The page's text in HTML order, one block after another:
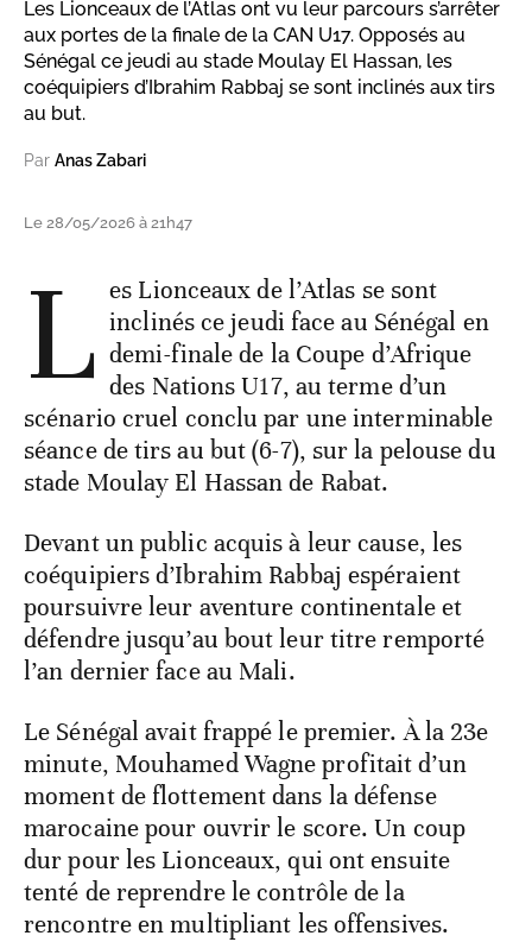
Les Lionceaux de l’Atlas ont vu leur parcours s’arrêter
aux portes de la finale de la CAN U17. Opposés au
Sénégal ce jeudi au stade Moulay El Hassan, les
coéquipiers d’Ibrahim Rabbaj se sont inclinés aux tirs
au but.
Par Anas Zabari
Le 28/05/2026 à 21h47
L es Lionceaux de l’Atlas se sont
inclinés ce jeudi face au Sénégal en
demi-finale de la Coupe d’Afrique
des Nations U17, au terme d’un
scénario cruel conclu par une interminable
séance de tirs au but (6-7), sur la pelouse du
stade Moulay El Hassan de Rabat.
Devant un public acquis à leur cause, les
coéquipiers d’Ibrahim Rabbaj espéraient
poursuivre leur aventure continentale et
défendre jusqu’au bout leur titre remporté
l’an dernier face au Mali.
Le Sénégal avait frappé le premier. À la 23e
minute, Mouhamed Wagne profitait d’un
moment de flottement dans la défense
marocaine pour ouvrir le score. Un coup
dur pour les Lionceaux, qui ont ensuite
tenté de reprendre le contrôle de la
rencontre en multipliant les offensives.